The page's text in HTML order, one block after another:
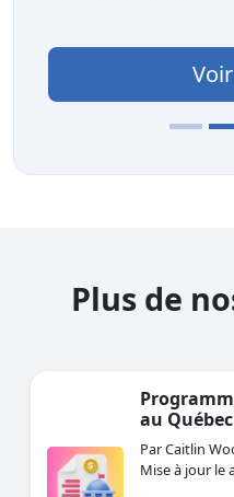
Plus de
au Québec
Par Caitlin
Mise à jour le